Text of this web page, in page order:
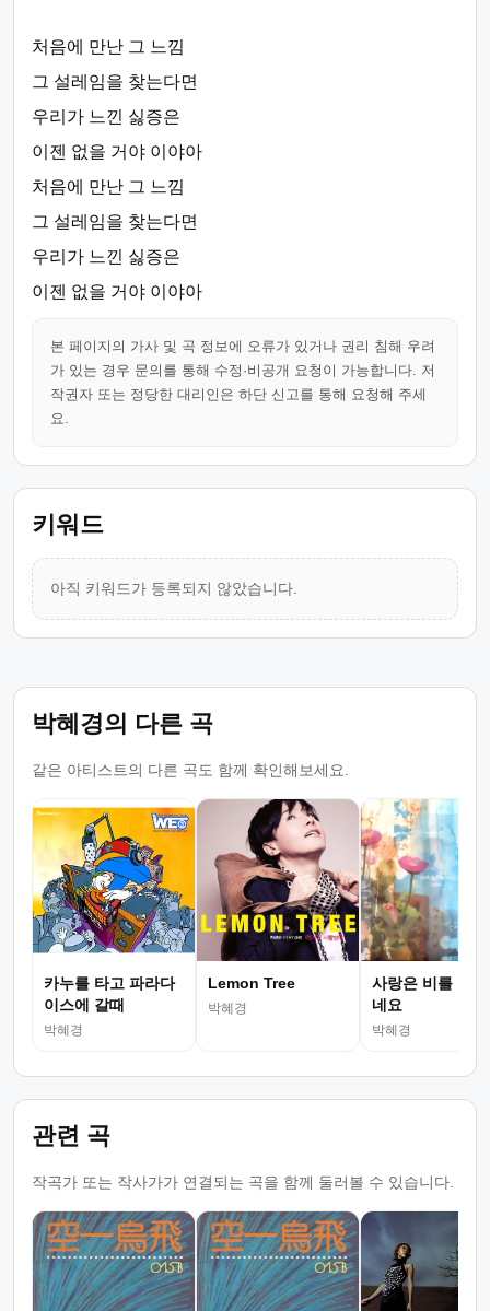
처음에 만난 그 느낌
그 설레임을 찾는다면
우리가 느낀 싫증은
이젠 없을 거야 이야아
처음에 만난 그 느낌
그 설레임을 찾는다면
우리가 느낀 싫증은
이젠 없을 거야 이야아
본 페이지의 가사 및 곡 정보에 오류가 있거나 권리 침해 우려
가 있는 경우 문의를 통해 수정·비공개 요청이 가능합니다. 저
작권자 또는 정당한 대리인은 하단 신고를 통해 요청해 주세
요.
키워드
아직 키워드가 등록되지 않았습니다.
박혜경의 다른 곡
같은 아티스트의 다른 곡도 함께 확인해보세요.
카누를 타고 파라다
이스에 갈때
박혜경
Lemon Tree
박혜경
사랑은 비를 타
네요
박혜경
관련 곡
작곡가 또는 작사가가 연결되는 곡을 함께 둘러볼 수 있습니다.